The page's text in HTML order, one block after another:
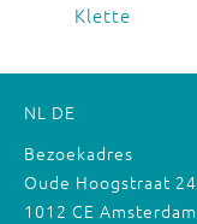
Klette
NL DE
Bezoekadres
Oude Hoogstraat 24
1012 CE Amsterdam